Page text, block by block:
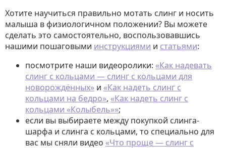
Хотите научиться правильно мотать слинг и носить
малыша в физиологичном положении? Вы можете
сделать это самостоятельно, воспользовавшись
нашими пошаговыми инструкциями и статьями:
посмотрите наши видеоролики: «Как надевать
слинг с кольцами — слинг с кольцами для
новорождённых» и «Как надеть слинг с
кольцами на бедро», «Как надеть слинг с
кольцами «Колыбель»»;
если вы выбираете между покупкой слинга-
шарфа и слинга с кольцами, то специально для
вас мы сняли видео «Что проще — слинг с